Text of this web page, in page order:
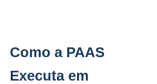
Como a PAAS
Executa em